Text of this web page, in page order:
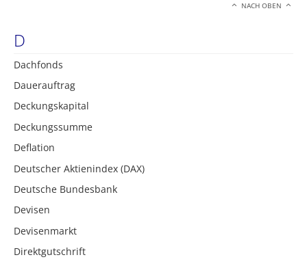
NACH OBEN
D
Dachfonds
Dauerauftrag
Deckungskapital
Deckungssumme
Deflation
Deutscher Aktienindex (DAX)
Deutsche Bundesbank
Devisen
Devisenmarkt
Direktgutschrift